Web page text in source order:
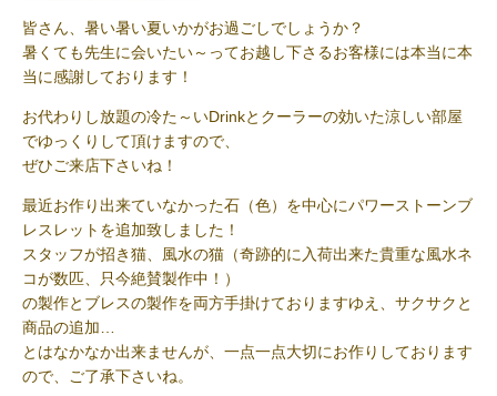
皆さん、暑い暑い夏いかがお過ごしでしょうか？
暑くても先生に会いたい～ってお越し下さるお客様には本当に本
当に感謝しております！
お代わりし放題の冷た～いDrinkとクーラーの効いた涼しい部屋
でゆっくりして頂けますので、
ぜひご来店下さいね！
最近お作り出来ていなかった石（色）を中心にパワーストーンブ
レスレットを追加致しました！
スタッフが招き猫、風水の猫（奇跡的に入荷出来た貴重な風水ネ
コが数匹、只今絶賛製作中！）
の製作とブレスの製作を両方手掛けておりますゆえ、サクサクと
商品の追加…
とはなかなか出来ませんが、一点一点大切にお作りしております
ので、ご了承下さいね。